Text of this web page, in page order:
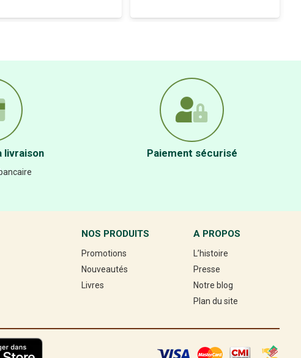
livraison Paiement sécurisé
NOS PRODUITS
Promotions
Nouveautés
Livres
A PROPOS
L’histoire
Presse
Notre blog
Plan du site